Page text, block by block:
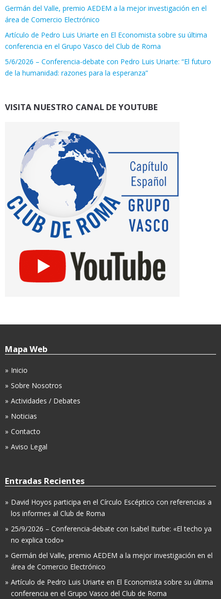
Germán del Valle, premio AEDEM a la mejor investigación en el
área de Comercio Electrónico
Artículo de Pedro Luis Uriarte en El Economista sobre su última
conferencia en el Grupo Vasco del Club de Roma
5/6/2026 – Conferencia-debate con Pedro Luis Uriarte: “El futuro
de la humanidad: razones para la esperanza”
VISITA NUESTRO CANAL DE YOUTUBE
Mapa Web
Inicio
Sobre Nosotros
Actividades / Debates
Noticias
Contacto
Aviso Legal
Entradas Recientes
David Hoyos participa en el Círculo Escéptico con referencias a
los informes al Club de Roma
25/9/2026 – Conferencia-debate con Isabel Iturbe: «El techo ya
no explica todo»
Germán del Valle, premio AEDEM a la mejor investigación en el
área de Comercio Electrónico
Artículo de Pedro Luis Uriarte en El Economista sobre su última
conferencia en el Grupo Vasco del Club de Roma